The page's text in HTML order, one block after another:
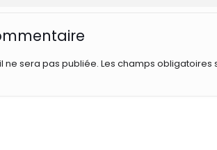
ne sera pas publiée. Les champs